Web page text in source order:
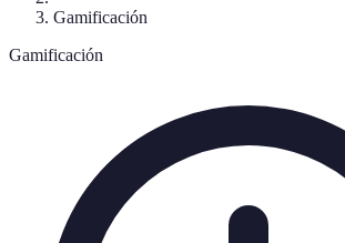
Gamificación
Gamificación